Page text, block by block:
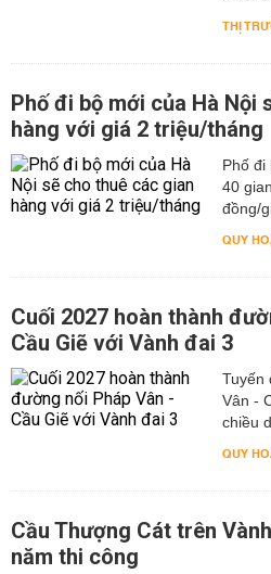
THỊ
Phố đi bộ mới của Hà Nội
hàng với giá 2 triệu/tháng
Phố đi
40
đồng/
QUY
Cuối 2027 hoàn thành
Cầu Giẽ với Vành đai 3
Tuyến
Vân -
chiều
QUY
Cầu Thượng Cát trên
năm thi công